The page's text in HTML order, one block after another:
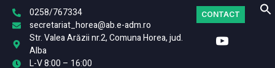
0258/767334
secretariat_horea@ab.e-adm.ro
Str. Valea Arăzii nr.2, Comuna Horea, jud.
Alba
L-V 8:00 – 16:00
CONTACT